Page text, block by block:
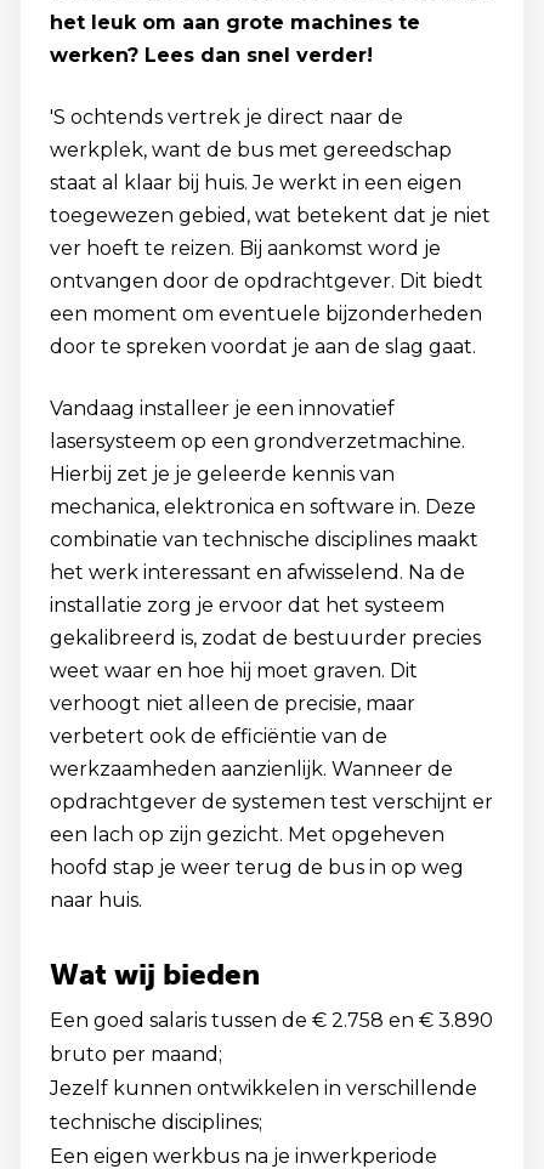
het leuk om aan grote machines te
werken? Lees dan snel verder!
'S ochtends vertrek je direct naar de
werkplek, want de bus met gereedschap
staat al klaar bij huis. Je werkt in een eigen
toegewezen gebied, wat betekent dat je niet
ver hoeft te reizen. Bij aankomst word je
ontvangen door de opdrachtgever. Dit biedt
een moment om eventuele bijzonderheden
door te spreken voordat je aan de slag gaat.
Vandaag installeer je een innovatief
lasersysteem op een grondverzetmachine.
Hierbij zet je je geleerde kennis van
mechanica, elektronica en software in. Deze
combinatie van technische disciplines maakt
het werk interessant en afwisselend. Na de
installatie zorg je ervoor dat het systeem
gekalibreerd is, zodat de bestuurder precies
weet waar en hoe hij moet graven. Dit
verhoogt niet alleen de precisie, maar
verbetert ook de efficiëntie van de
werkzaamheden aanzienlijk. Wanneer de
opdrachtgever de systemen test verschijnt er
een lach op zijn gezicht. Met opgeheven
hoofd stap je weer terug de bus in op weg
naar huis.
Wat wij bieden
Een goed salaris tussen de € 2.758 en € 3.890
bruto per maand;
Jezelf kunnen ontwikkelen in verschillende
technische disciplines;
Een eigen werkbus na je inwerkperiode